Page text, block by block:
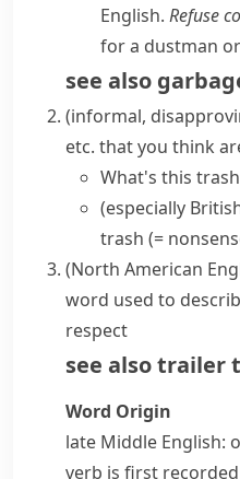
English. Refuse
for a dustman
see also
(informal,
etc. that you think
What's this
(especially
trash (=
(North American
word used to
respect
see alsotrailer
Word Origin
late Middle English:
verb is first